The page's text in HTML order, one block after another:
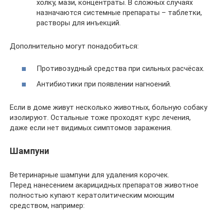
холку, мази, концентраты. В сложных случаях
назначаются системные препараты – таблетки,
растворы для инъекций.
Дополнительно могут понадобиться:
Противозудный средства при сильных расчёсах.
Антибиотики при появлении нагноений.
Если в доме живут несколько животных, больную собаку
изолируют. Остальные тоже проходят курс лечения,
даже если нет видимых симптомов заражения.
Шампуни
Ветеринарные шампуни для удаления корочек.
Перед нанесением акарицидных препаратов животное
полностью купают кератолитическим моющим
средством, например: